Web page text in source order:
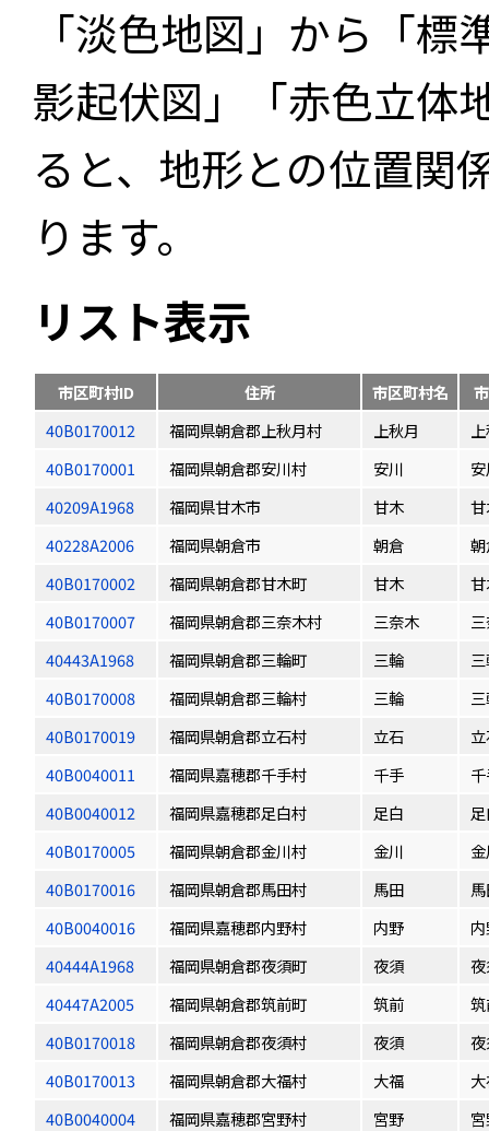
「淡色地図」から「
影起伏図」「赤色立体
ると、地形との位置関
ります。
リスト表示
市区町村ID 住所 市区町村名
40B0170012
福岡県朝倉郡上秋月村 上秋月
40B0170001
福岡県朝倉郡安川村 安川
40209A1968
福岡県甘木市 甘木
40228A2006
福岡県朝倉市 朝倉
40B0170002
福岡県朝倉郡甘木町 甘木
40B0170007
福岡県朝倉郡三奈木村 三奈木
40443A1968
福岡県朝倉郡三輪町 三輪
40B0170008
福岡県朝倉郡三輪村 三輪
40B0170019
福岡県朝倉郡立石村 立石
40B0040011
福岡県嘉穂郡千手村 千手
40B0040012
福岡県嘉穂郡足白村 足白
40B0170005
福岡県朝倉郡金川村 金川
40B0170016
福岡県朝倉郡馬田村 馬田
40B0040016
福岡県嘉穂郡内野村 内野
40444A1968
福岡県朝倉郡夜須町 夜須
40447A2005
福岡県朝倉郡筑前町 筑前
40B0170018
福岡県朝倉郡夜須村 夜須
40B0170013
福岡県朝倉郡大福村 大福
40B0040004
福岡県嘉穂郡宮野村 宮野